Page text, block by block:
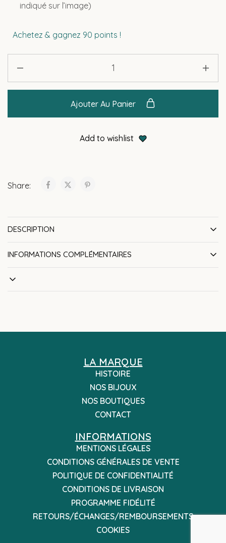
indiqué sur l’image)
Achetez & gagnez 90 points !
Ajouter Au Panier
Add to wishlist
Share:
DESCRIPTION
INFORMATIONS COMPLÉMENTAIRES
LA MARQUE
HISTOIRE
NOS BIJOUX
NOS BOUTIQUES
CONTACT
INFORMATIONS
MENTIONS LÉGALES
CONDITIONS GÉNÉRALES DE VENTE
POLITIQUE DE CONFIDENTIALITÉ
CONDITIONS DE LIVRAISON
PROGRAMME FIDÉLITÉ
RETOURS/ÉCHANGES/REMBOURSEMENTS
COOKIES